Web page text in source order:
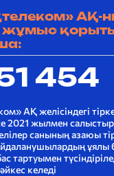
АҚ-
454
АҚ желісіндегі
2021 жылмен
санының азаюы
ұялы
тартуымен
келеді